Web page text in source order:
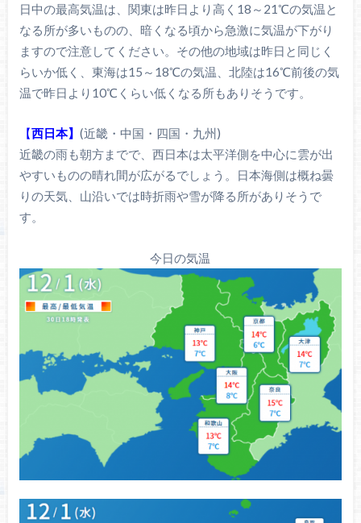
日中の最高気温は、関東は昨日より高く18～21℃の気温と
なる所が多いものの、暗くなる頃から急激に気温が下がり
ますので注意してください。その他の地域は昨日と同じく
らいか低く、東海は15～18℃の気温、北陸は16℃前後の気
温で昨日より10℃くらい低くなる所もありそうです。
【西日本】 (近畿・中国・四国・九州)
近畿の雨も朝方までで、西日本は太平洋側を中心に雲が出
やすいものの晴れ間が広がるでしょう。日本海側は概ね曇
りの天気、山沿いでは時折雨や雪が降る所がありそうで
す。
今日の気温